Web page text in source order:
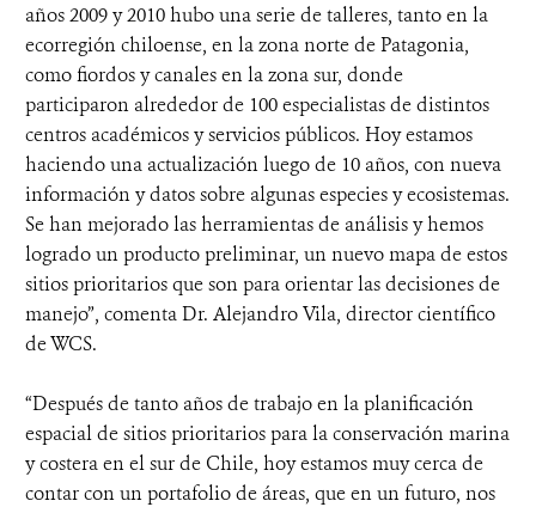
años 2009 y 2010 hubo una serie de talleres, tanto en la
ecorregión chiloense, en la zona norte de Patagonia,
como fiordos y canales en la zona sur, donde
participaron alrededor de 100 especialistas de distintos
centros académicos y servicios públicos. Hoy estamos
haciendo una actualización luego de 10 años, con nueva
información y datos sobre algunas especies y ecosistemas.
Se han mejorado las herramientas de análisis y hemos
logrado un producto preliminar, un nuevo mapa de estos
sitios prioritarios que son para orientar las decisiones de
manejo”, comenta Dr. Alejandro Vila, director científico
de WCS.
“Después de tanto años de trabajo en la planificación
espacial de sitios prioritarios para la conservación marina
y costera en el sur de Chile, hoy estamos muy cerca de
contar con un portafolio de áreas, que en un futuro, nos